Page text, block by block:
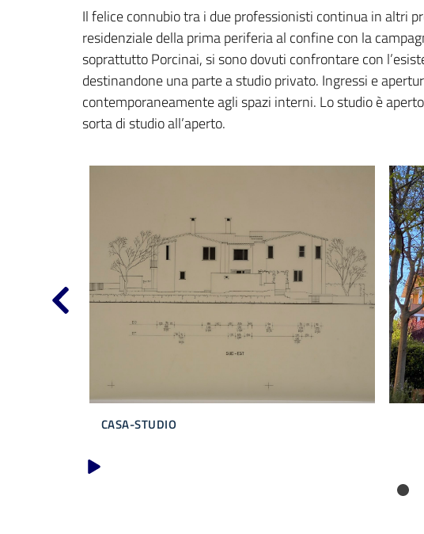
Il felice connubio tra i due professionisti continua in altri
residenziale della prima periferia al confine con la
soprattutto Porcinai, si sono dovuti confrontare con
destinandone una parte a studio privato. Ingressi e
contemporaneamente agli spazi interni. Lo studio è
sorta di studio all’aperto.
CASA-STUDIO